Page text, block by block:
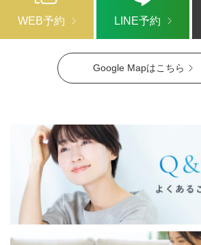
Google Mapはこちら
WEB予約 LINE予約